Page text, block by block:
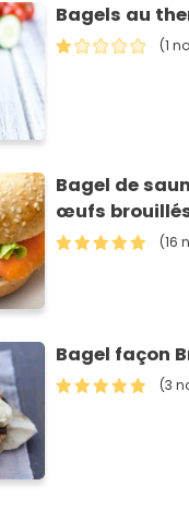
Bagels au
(1
Bagel de
œufs
(16
Bagel façon
(3